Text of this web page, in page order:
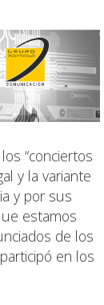
“conciertos
y la variante
y por sus
estamos
de los
en los